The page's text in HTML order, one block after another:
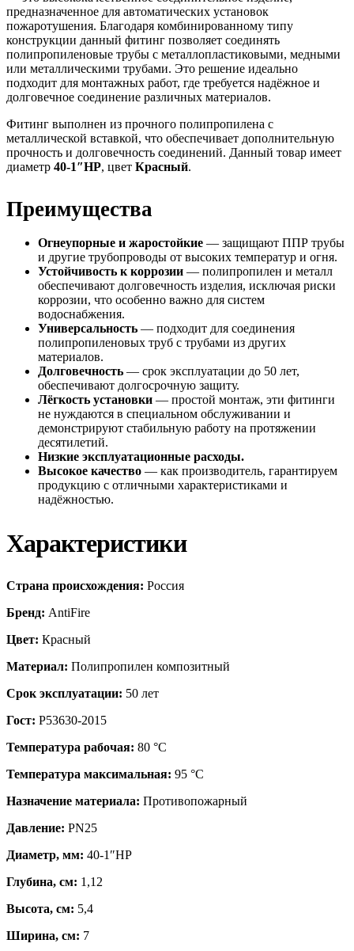
предназначенное для автоматических установок
пожаротушения. Благодаря комбинированному типу
конструкции данный фитинг позволяет соединять
полипропиленовые трубы с металлопластиковыми, медными
или металлическими трубами. Это решение идеально
подходит для монтажных работ, где требуется надёжное и
долговечное соединение различных материалов.
Фитинг выполнен из прочного полипропилена с
металлической вставкой, что обеспечивает дополнительную
прочность и долговечность соединений. Данный товар имеет
диаметр 40-1″НР, цвет Красный.
Преимущества
Огнеупорные и жаростойкие — защищают ППР трубы
и другие трубопроводы от высоких температур и огня.
Устойчивость к коррозии — полипропилен и металл
обеспечивают долговечность изделия, исключая риски
коррозии, что особенно важно для систем
водоснабжения.
Универсальность — подходит для соединения
полипропиленовых труб с трубами из других
материалов.
Долговечность — срок эксплуатации до 50 лет,
обеспечивают долгосрочную защиту.
Лёгкость установки — простой монтаж, эти фитинги
не нуждаются в специальном обслуживании и
демонстрируют стабильную работу на протяжении
десятилетий.
Низкие эксплуатационные расходы.
Высокое качество — как производитель, гарантируем
продукцию с отличными характеристиками и
надёжностью.
Характеристики
Страна происхождения: Россия
Бренд: AntiFire
Цвет: Красный
Материал: Полипропилен композитный
Срок эксплуатации: 50 лет
Гост: Р53630-2015
Температура рабочая: 80 °С
Температура максимальная: 95 °С
Назначение материала: Противопожарный
Давление: PN25
Диаметр, мм: 40-1″НР
Глубина, см: 1,12
Высота, см: 5,4
Ширина, см: 7